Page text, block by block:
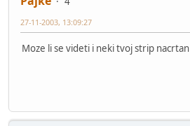
27-11-2003, 13:09:27
Moze li se videti i neki tvoj strip